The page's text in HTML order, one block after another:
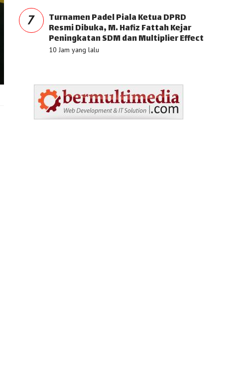
7 Turnamen Padel Piala Ketua DPRD
Resmi Dibuka, M. Hafiz Fattah Kejar
Peningkatan SDM dan Multiplier Effect
10 Jam yang lalu